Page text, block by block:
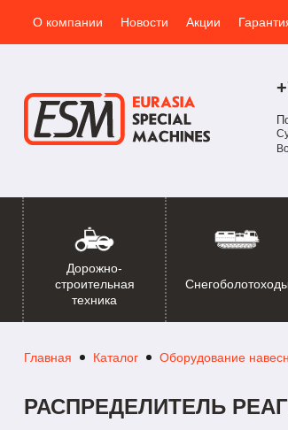
О компании Новости Акции
Дорожно-
строительная
техника
Снегоболотоходы
Главная Каталог Оборудование
РАСПРЕДЕЛИТЕЛЬ